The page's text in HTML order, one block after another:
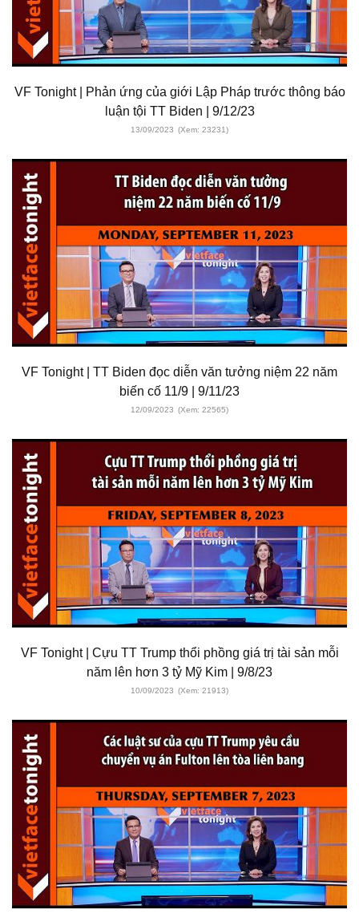
VF Tonight | Phản ứng của giới Lập Pháp trước thông báo
luận tội TT Biden | 9/12/23
13/09/2023 (Xem: 23231)
VF Tonight | TT Biden đọc diễn văn tưởng niệm 22 năm
biến cố 11/9 | 9/11/23
12/09/2023 (Xem: 22565)
VF Tonight | Cựu TT Trump thổi phồng giá trị tài sản mỗi
năm lên hơn 3 tỷ Mỹ Kim | 9/8/23
10/09/2023 (Xem: 21913)